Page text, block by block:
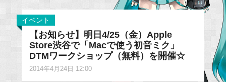
イベント
【お知らせ】明日4/25（金）Apple
Store渋谷で「Macで使う初音ミク」
DTMワークショップ（無料）を開催☆
2014年4月24日 12:00